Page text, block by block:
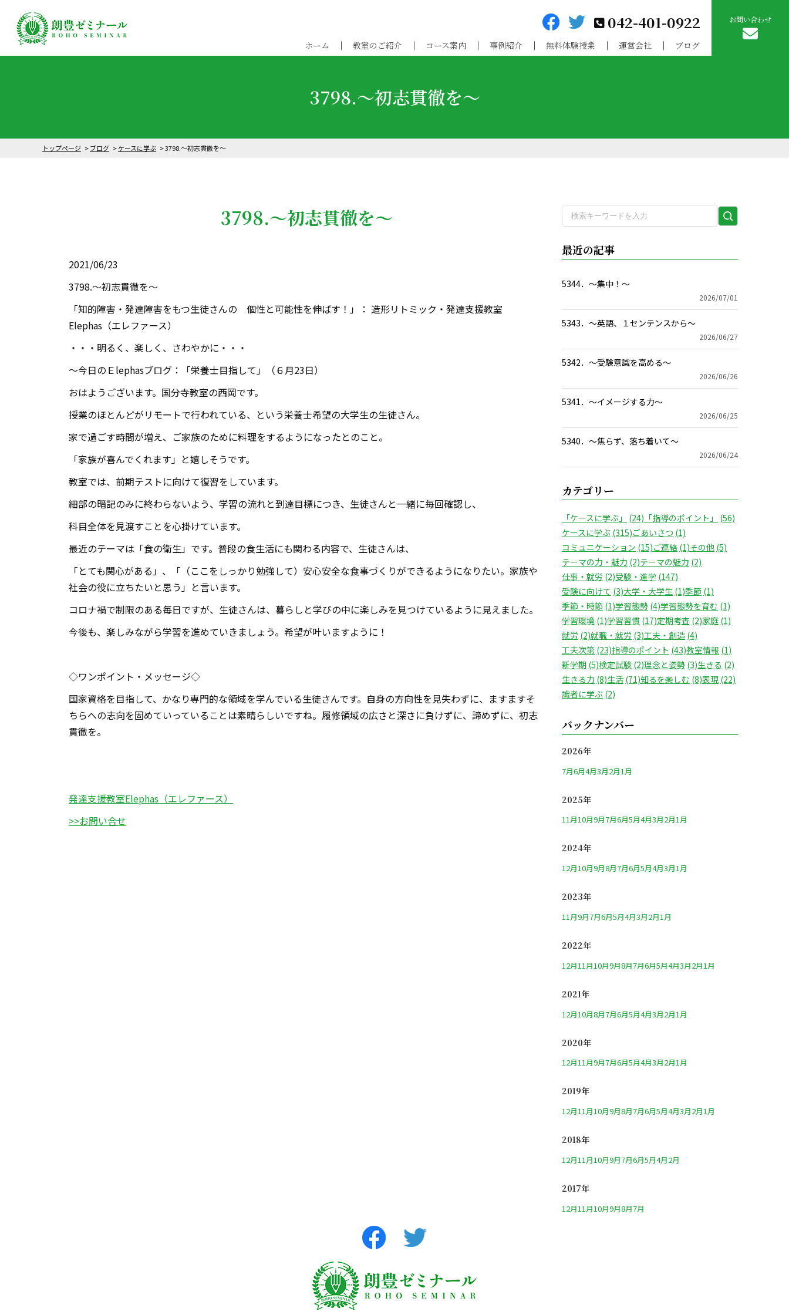
042-401-0922
ホーム 教室のご紹介 コース案内 事例紹介 無料体験授業 運営会社 ブログ
お問い合わせ
3798.～初志貫徹を～
トップページ ブログ ケースに学ぶ 3798.～初志貫徹を～
3798.～初志貫徹を～
2021/06/23
3798.～初志貫徹を～
「知的障害・発達障害をもつ生徒さんの 個性と可能性を伸ばす！」： 造形リトミック・発達支援教室
Elephas（エレファース）
・・・明るく、楽しく、さわやかに・・・
～今日のＥlephasブログ：「栄養士目指して」（６月23日）
おはようございます。国分寺教室の西岡です。
授業のほとんどがリモートで行われている、という栄養士希望の大学生の生徒さん。
家で過ごす時間が増え、ご家族のために料理をするようになったとのこと。
「家族が喜んでくれます」と嬉しそうです。
教室では、前期テストに向けて復習をしています。
細部の暗記のみに終わらないよう、学習の流れと到達目標につき、生徒さんと一緒に毎回確認し、
科目全体を見渡すことを心掛けています。
最近のテーマは「食の衛生」です。普段の食生活にも関わる内容で、生徒さんは、
「とても関心がある」、「（ここをしっかり勉強して）安心安全な食事づくりができるようになりたい。家族や
社会の役に立ちたいと思う」と言います。
コロナ禍で制限のある毎日ですが、生徒さんは、暮らしと学びの中に楽しみを見つけているように見えました。
今後も、楽しみながら学習を進めていきましょう。希望が叶いますように！
◇ワンポイント・メッセージ◇
国家資格を目指して、かなり専門的な領域を学んでいる生徒さんです。自身の方向性を見失わずに、ますますそ
ちらへの志向を固めていっていることは素晴らしいですね。履修領域の広さと深さに負けずに、諦めずに、初志
貫徹を。
発達支援教室Elephas（エレファース）
>>お問い合せ
検
最近の記事
5344．～集中！〜
2026/07/01
5343．～英語、１センテンスから〜
2026/06/27
5342．～受験意識を高める〜
2026/06/26
5341．～イメージする力〜
2026/06/25
5340．～焦らず、落ち着いて〜
2026/06/24
カテゴリー
「ケースに学ぶ」 (24) 「指導のポイント」
(56)
ケースに学ぶ (315)ごあいさつ (1)
コミュニケーション (15)ご連絡 (1)その他 (5)
テーマの力・魅力 (2)テーマの魅力 (2)
仕事・就労 (2)受験・進学 (147)
受験に向けて (3)大学・大学生 (1)季節 (1)
季節・時節 (1)学習態勢 (4)学習態勢を育む (1)
学習環境 (1)学習習慣 (17)定期考査 (2)家庭 (1)
就労 (2)就職・就労 (3)工夫・創造 (4)
工夫次第 (23)指導のポイント (43)教室情報 (1)
新学期 (5)検定試験 (2)理念と姿勢 (3)生きる (2)
生きる力 (8)生活 (71)知るを楽しむ (8)表現 (22)
識者に学ぶ (2)
バックナンバー
2026年
7月6月4月3月2月1月
2025年
11月10月9月7月6月5月4月3月2月1月
2024年
12月10月9月8月7月6月5月4月3月1月
2023年
11月9月7月6月5月4月3月2月1月
2022年
12月11月10月9月8月7月6月5月4月3月2月1月
2021年
12月10月8月7月6月5月4月3月2月1月
2020年
12月11月9月7月6月5月4月3月2月1月
2019年
12月11月10月9月8月7月6月5月4月3月2月1月
2018年
12月11月10月9月7月6月5月4月2月
2017年
12月11月10月9月8月7月